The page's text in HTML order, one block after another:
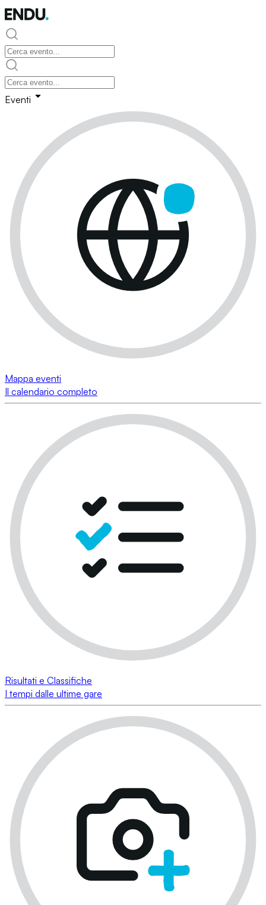
Eventi
Mappa eventi
Il calendario completo
Risultati e Classifiche
I tempi dalle ultime gare